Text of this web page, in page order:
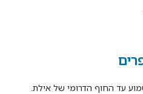
עד החוף הדרומי של אילת.